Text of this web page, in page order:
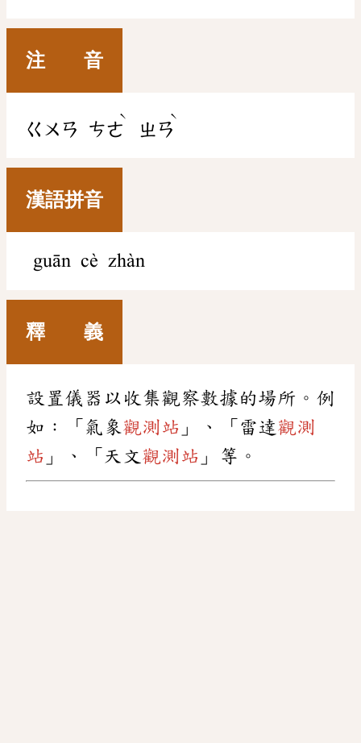
注 音
ㄍㄨㄢ ㄘㄜ
ˋ
ㄓㄢ
ˋ
漢語拼音
guān cè zhàn
釋 義
設置儀器以收集觀察數據的場所。例
如：「氣象觀測站 」、「雷達觀測
站 」、「天文 觀測站 」等。